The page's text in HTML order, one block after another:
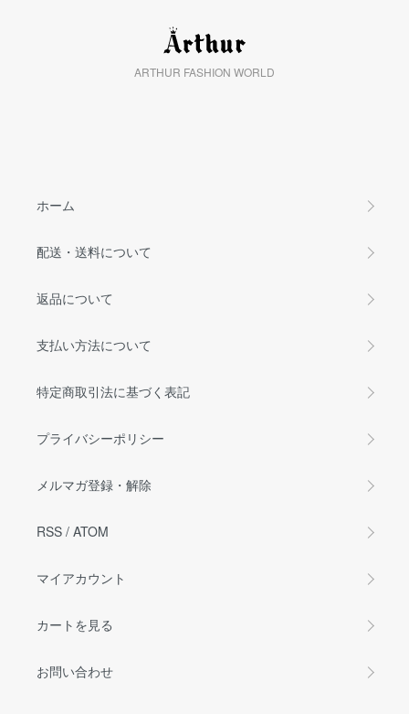
ARTHUR FASHION WORLD
ホーム
配送・送料について
返品について
支払い方法について
特定商取引法に基づく表記
プライバシーポリシー
メルマガ登録・解除
RSS / ATOM
マイアカウント
カートを見る
お問い合わせ